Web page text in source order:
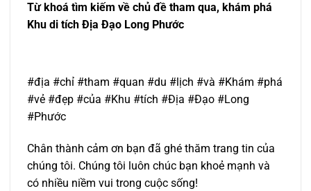
Từ khoá tìm kiếm về chủ đề tham qua, khám phá
Khu di tích Địa Đạo Long Phước
#địa #chỉ #tham #quan #du #lịch #và #Khám #phá
#vẻ #đẹp #của #Khu #tích #Địa #Đạo #Long
#Phước
Chân thành cảm ơn bạn đã ghé thăm trang tin của
chúng tôi. Chúng tôi luôn chúc bạn khoẻ mạnh và
có nhiều niềm vui trong cuộc sống!